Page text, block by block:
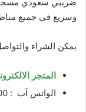
وسريع في جميع
يمكن الشراء
المتجر
الواتس آب :